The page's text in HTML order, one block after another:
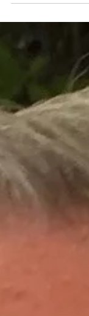
% der Menschen
sind es weniger